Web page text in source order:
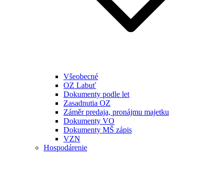
Všeobecné
OZ Labuť
Dokumenty podle let
Zasadnutia OZ
Záměr predaja, pronájmu majetku
Dokumenty VO
Dokumenty MŠ zápis
VZN
Hospodárenie